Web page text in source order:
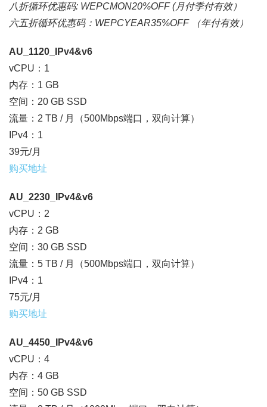
八折循环优惠码: WEPCMON20%OFF (月付季付有效）
六五折循环优惠码：WEPCYEAR35%OFF （年付有效）
AU_1120_IPv4&v6
vCPU：1
内存：1 GB
空间：20 GB SSD
流量：2 TB / 月（500Mbps端口，双向计算）
IPv4：1
39元/月
购买地址
AU_2230_IPv4&v6
vCPU：2
内存：2 GB
空间：30 GB SSD
流量：5 TB / 月（500Mbps端口，双向计算）
IPv4：1
75元/月
购买地址
AU_4450_IPv4&v6
vCPU：4
内存：4 GB
空间：50 GB SSD